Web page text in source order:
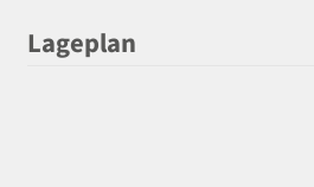
Lageplan